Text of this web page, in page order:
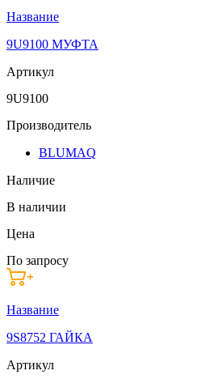
Название
9U9100 МУФТА
Артикул
9U9100
Производитель
BLUMAQ
Наличие
В наличии
Цена
По запросу
Название
9S8752 ГАЙКА
Артикул